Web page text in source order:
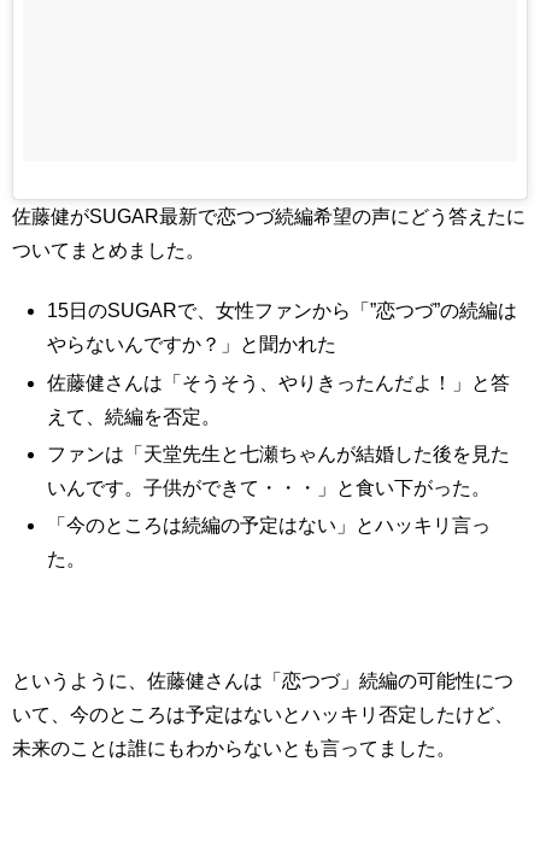
佐藤健がSUGAR最新で恋つづ続編希望の声にどう答えたに
ついてまとめました。
15日のSUGARで、女性ファンから「”恋つづ”の続編は
やらないんですか？」と聞かれた
佐藤健さんは「そうそう、やりきったんだよ！」と答
えて、続編を否定。
ファンは「天堂先生と七瀬ちゃんが結婚した後を見た
いんです。子供ができて・・・」と食い下がった。
「今のところは続編の予定はない」とハッキリ言っ
た。
というように、佐藤健さんは「恋つづ」続編の可能性につ
いて、今のところは予定はないとハッキリ否定したけど、
未来のことは誰にもわからないとも言ってました。